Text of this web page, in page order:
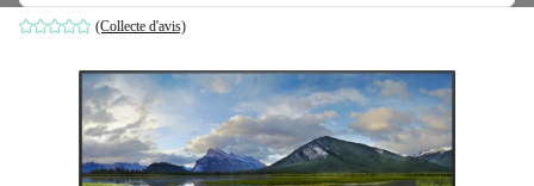
(Collecte d'avis)